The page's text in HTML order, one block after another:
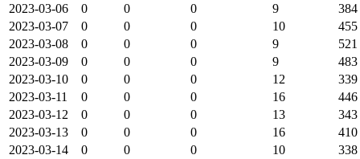
2023-03-06
0 0 0 9
384
2023-03-07
0 0 0 10
455
2023-03-08
0 0 0 9
521
2023-03-09
0 0 0 9
483
2023-03-10
0 0 0 12
339
2023-03-11
0 0 0 16
446
2023-03-12
0 0 0 13
343
2023-03-13
0 0 0 16
410
2023-03-14
0 0 0 10
338